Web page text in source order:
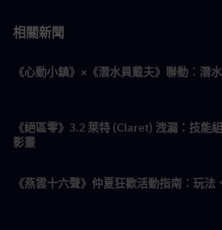
相關新聞
《心動小鎮》×《潛水員戴夫》聯動：潛
《絕區零》3.2 萊特 (Claret) 洩漏：技能
影畫
《燕雲十六聲》仲夏狂歡活動指南：玩法